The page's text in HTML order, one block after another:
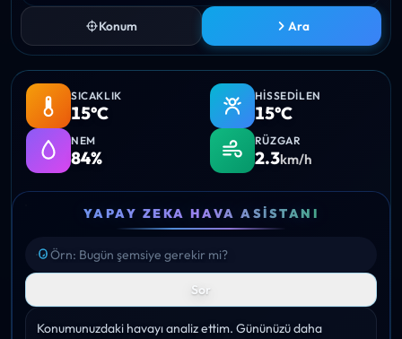
Konum Ara
SICAKLIK
15°C
HISSEDILEN
15°C
NEM
84%
RÜZGAR
2.3km/h
YAPAY ZEKA HAVA ASISTANI
Sor
Konumunuzdaki havayı analiz ettim. Gününüzü daha